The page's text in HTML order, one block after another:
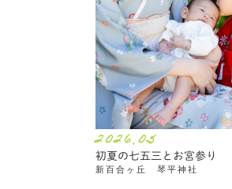
2026.05
初夏の七五三とお宮参り
新百合ヶ丘 琴平神社